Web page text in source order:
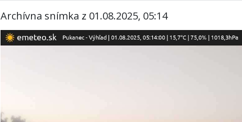
Archívna snímka z 01.08.2025, 05:14